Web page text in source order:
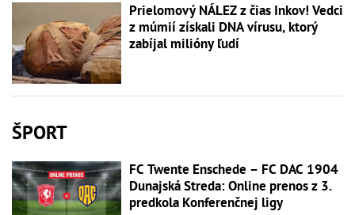
Prielomový NÁLEZ z čias Inkov! Vedci
z múmií získali DNA vírusu, ktorý
zabíjal milióny ľudí
ŠPORT
FC Twente Enschede – FC DAC 1904
Dunajská Streda: Online prenos z 3.
predkola Konferenčnej ligy